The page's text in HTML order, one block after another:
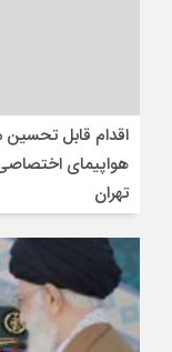
اقدام قابل
هواپیمای
تهران